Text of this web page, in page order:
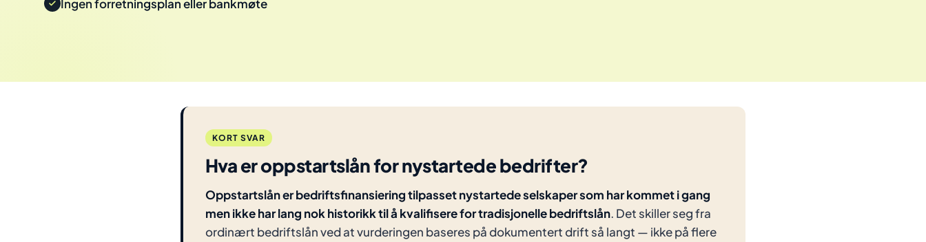
Ingen forretningsplan eller bankmøte
KORT SVAR
Hva er oppstartslån for nystartede bedrifter?
Oppstartslån er bedriftsfinansiering tilpasset nystartede selskaper som har kommet i gang
men ikke har lang nok historikk til å kvalifisere for tradisjonelle bedriftslån. Det skiller seg fra
ordinært bedriftslån ved at vurderingen baseres på dokumentert drift så langt — ikke på flere